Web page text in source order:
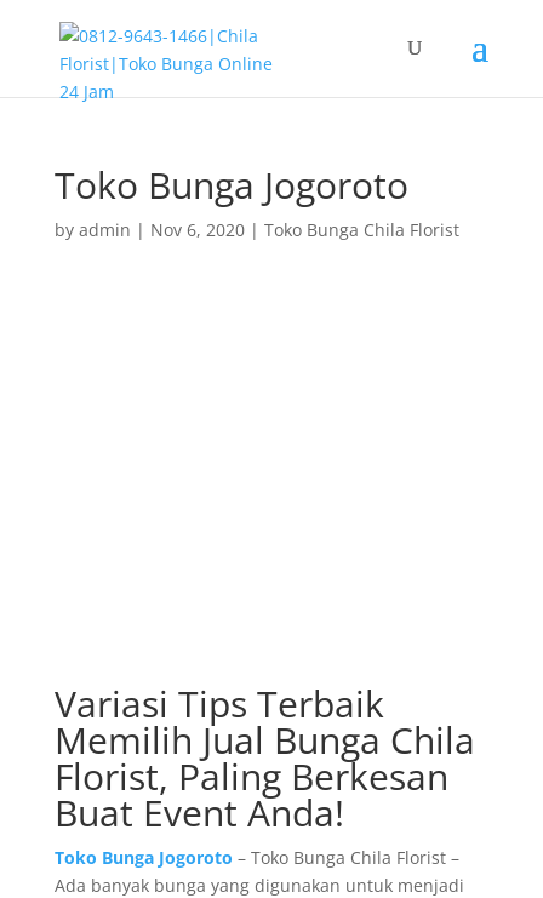
Toko Bunga Jogoroto
by admin | Nov 6, 2020| Toko Bunga Chila Florist
Variasi Tips Terbaik
Memilih Jual Bunga Chila
Florist, Paling Berkesan
Buat Event Anda!
Toko Bunga Jogoroto – Toko Bunga Chila Florist –
Ada banyak bunga yang digunakan untuk menjadi